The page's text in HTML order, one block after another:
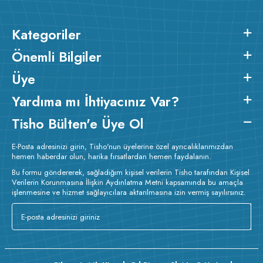
maksimum 30ode ve tersten yıkanır.
Kuru temizleme yapılmaz.
Kurutma makinesinde kurutulmaz.
Orta ısıda ve tersten ütülenir.
Kategoriler
Önemli Bilgiler
Üye
Yardıma mı İhtiyacınız Var?
Tisho Bülten'e Üye Ol
E-Posta adresinizi girin, Tisho'nun üyelerine özel ayrıcalıklarımızdan
hemen haberdar olun, harika fırsatlardan hemen faydalanın.
Bu formu göndererek, sağladığım kişisel verilerin Tisho tarafından Kişisel
Verilerin Korunmasına İlişkin Aydınlatma Metni kapsamında bu amaçla
işlenmesine ve hizmet sağlayıcılara aktarılmasına izin vermiş sayılırsınız.